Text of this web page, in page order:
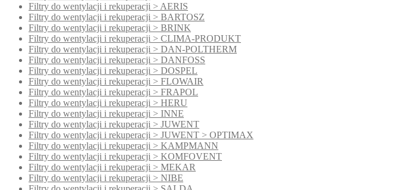
Filtry do wentylacji i rekuperacji > AERIS
Filtry do wentylacji i rekuperacji > BARTOSZ
Filtry do wentylacji i rekuperacji > BRINK
Filtry do wentylacji i rekuperacji > CLIMA-PRODUKT
Filtry do wentylacji i rekuperacji > DAN-POLTHERM
Filtry do wentylacji i rekuperacji > DANFOSS
Filtry do wentylacji i rekuperacji > DOSPEL
Filtry do wentylacji i rekuperacji > FLOWAIR
Filtry do wentylacji i rekuperacji > FRAPOL
Filtry do wentylacji i rekuperacji > HERU
Filtry do wentylacji i rekuperacji > INNE
Filtry do wentylacji i rekuperacji > JUWENT
Filtry do wentylacji i rekuperacji > JUWENT > OPTIMAX
Filtry do wentylacji i rekuperacji > KAMPMANN
Filtry do wentylacji i rekuperacji > KOMFOVENT
Filtry do wentylacji i rekuperacji > MEKAR
Filtry do wentylacji i rekuperacji > NIBE